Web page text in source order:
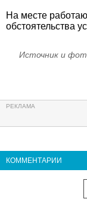
На месте
обстоятельства
Источник и
КОММЕНТАРИИ